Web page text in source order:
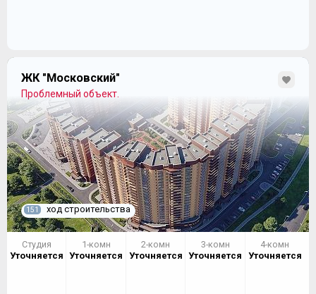
ЖК "Московский"
Проблемный объект.
151 ход строительства
Студия
Уточняется
1-комн
Уточняется
2-комн
Уточняется
3-комн
Уточняется
4-комн
Уточняется